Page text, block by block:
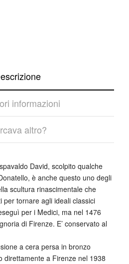
informazioni
altro?
David, scolpito qualche
è anche questo uno degli
scultura rinascimentale che
per tornare agli ideali classici
per i Medici, ma nel 1476
di Firenze. E’ conservato al
a cera persa in bronzo
direttamente a Firenze nel 1938